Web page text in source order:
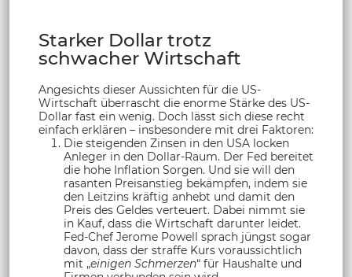
Starker Dollar trotz
schwacher Wirtschaft
Angesichts dieser Aussichten für die US-
Wirtschaft überrascht die enorme Stärke des US-
Dollar fast ein wenig. Doch lässt sich diese recht
einfach erklären – insbesondere mit drei Faktoren:
Die steigenden Zinsen in den USA locken
Anleger in den Dollar-Raum. Der Fed bereitet
die hohe Inflation Sorgen. Und sie will den
rasanten Preisanstieg bekämpfen, indem sie
den Leitzins kräftig anhebt und damit den
Preis des Geldes verteuert. Dabei nimmt sie
in Kauf, dass die Wirtschaft darunter leidet.
Fed-Chef Jerome Powell sprach jüngst sogar
davon, dass der straffe Kurs voraussichtlich
mit „einigen Schmerzen“ für Haushalte und